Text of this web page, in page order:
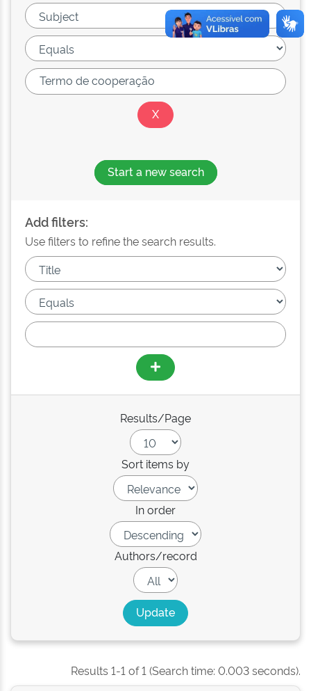
Start a new search
Add filters:
Use filters to refine the search results.
Results/Page
Sort items by
In order
Authors/record
Results 1-1 of 1 (Search time: 0.003 seconds).